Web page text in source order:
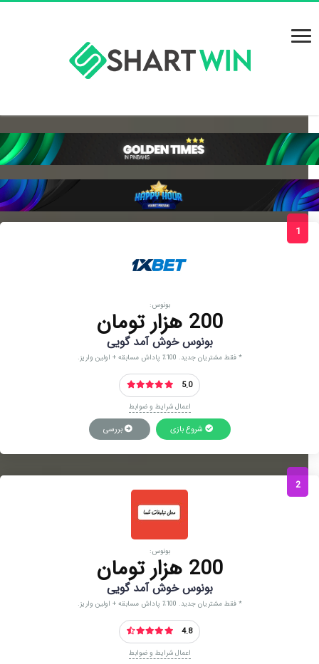
بونوس:
200 هزار تومان
بونوس خوش آمد گویی
* فقط مشتریان جدید. 100٪ پاداش مسابقه + اولین واریز.
5.0
اعمال شرایط و ضوابط
شروع بازی بررسی
بونوس:
200 هزار تومان
بونوس خوش آمد گویی
* فقط مشتریان جدید. 100٪ پاداش مسابقه + اولین واریز.
4.8
اعمال شرایط و ضوابط